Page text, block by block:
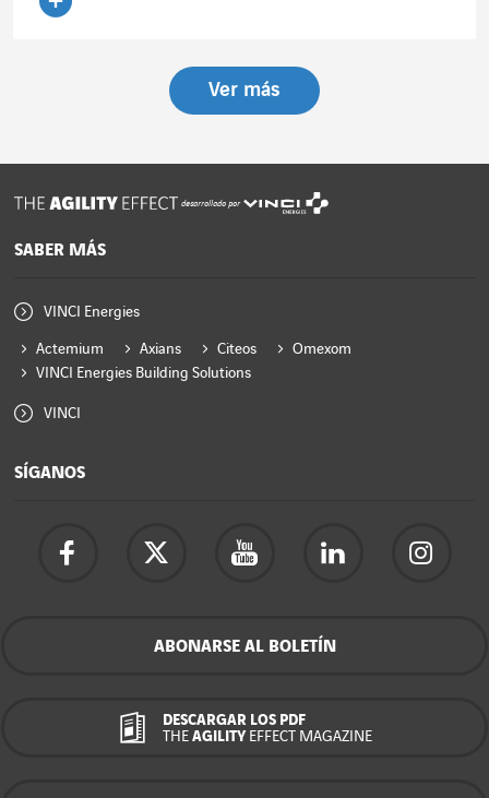
Ver más
desarrollado por
SABER MÁS
VINCI Energies
Actemium Axians Citeos
Omexom
VINCI Energies Building Solutions
VINCI
SÍGANOS
ABONARSE AL BOLETÍN
DESCARGAR LOS PDF
THE AGILITY EFFECT MAGAZINE